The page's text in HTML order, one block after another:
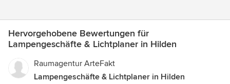
Hervorgehobene Bewertungen für
Lampengeschäfte & Lichtplaner in Hilden
Raumagentur ArteFakt
Lampengeschäfte & Lichtplaner in Hilden